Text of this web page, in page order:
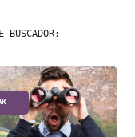
BUSCADOR: